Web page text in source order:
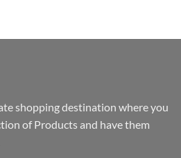
shopping destination where you
of Products and have them